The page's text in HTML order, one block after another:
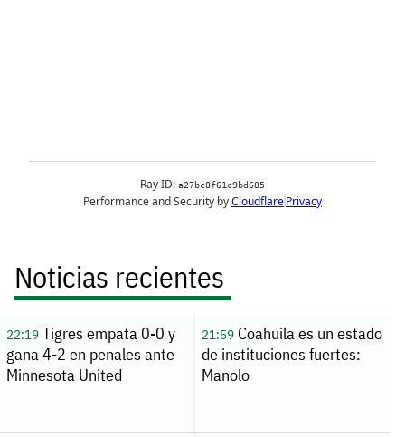
Noticias recientes
22:19Tigres empata 0-0 y
gana 4-2 en penales ante
Minnesota United
21:59Coahuila es un estado
de instituciones fuertes:
Manolo